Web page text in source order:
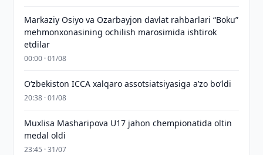
Markaziy Osiyo va Ozarbayjon davlat rahbarlari “Boku”
mehmonxonasining ochilish marosimida ishtirok
etdilar
00:00 · 01/08
O‘zbekiston ICCA xalqaro assotsiatsiyasiga aʼzo bo‘ldi
20:38 · 01/08
Muxlisa Masharipova U17 jahon chempionatida oltin
medal oldi
23:45 · 31/07